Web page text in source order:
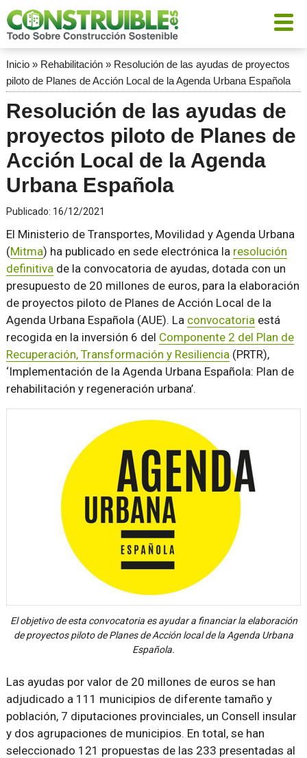
Inicio» Rehabilitación» Resolución de las ayudas de proyectos
piloto de Planes de Acción Local de la Agenda Urbana Española
Resolución de las ayudas de
proyectos piloto de Planes de
Acción Local de la Agenda
Urbana Española
Publicado: 16/12/2021
El Ministerio de Transportes, Movilidad y Agenda Urbana
(Mitma) ha publicado en sede electrónica la resolución
definitivade la convocatoria de ayudas, dotada con un
presupuesto de 20 millones de euros, para la elaboración
de proyectos piloto de Planes de Acción Local de la
Agenda Urbana Española (AUE). La convocatoriaestá
recogida en la inversión 6 del Componente 2 del Plan de
Recuperación, Transformación y Resiliencia(PRTR),
‘Implementación de la Agenda Urbana Española: Plan de
rehabilitación y regeneración urbana’.
El objetivo de esta convocatoria es ayudar a financiar la elaboración
de proyectos piloto de Planes de Acción local de la Agenda Urbana
Española.
Las ayudas por valor de 20 millones de euros se han
adjudicado a 111 municipios de diferente tamaño y
población, 7 diputaciones provinciales, un Consell insular
y dos agrupaciones de municipios. En total, se han
seleccionado 121 propuestas de las 233 presentadas al